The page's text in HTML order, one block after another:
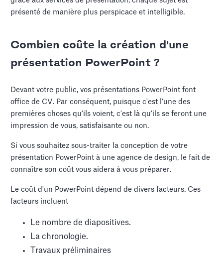
présenté de manière plus perspicace et intelligible.
Combien coûte la création d'une
présentation PowerPoint ?
Devant votre public, vos présentations PowerPoint font
office de CV. Par conséquent, puisque c'est l'une des
premières choses qu'ils voient, c'est là qu'ils se feront une
impression de vous, satisfaisante ou non.
Si vous souhaitez sous-traiter la conception de votre
présentation PowerPoint à une agence de design, le fait de
connaître son coût vous aidera à vous préparer.
Le coût d'un PowerPoint dépend de divers facteurs. Ces
facteurs incluent
Le nombre de diapositives.
La chronologie.
Travaux préliminaires